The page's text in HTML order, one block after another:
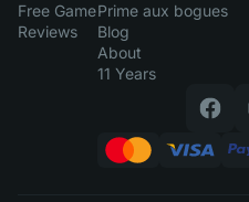
Free Game
Reviews
Prime aux bogues
Blog
About
11 Years